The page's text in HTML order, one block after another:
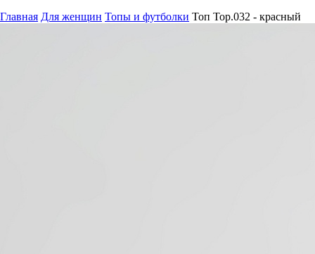
Главная Для женщин Топы и футболки Топ Top.032 - красный